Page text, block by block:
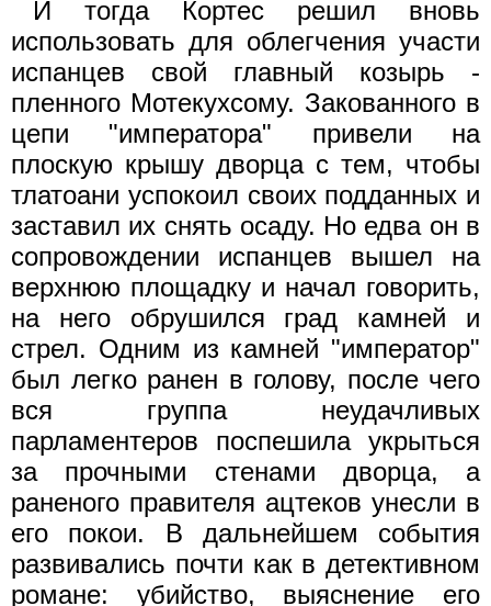
И тогда Кортес решил вновь
использовать для облегчения участи
испанцев свой главный козырь -
пленного Мотекухсому. Закованного в
цепи "императора" привели на
плоскую крышу дворца с тем, чтобы
тлатоани успокоил своих подданных и
заставил их снять осаду. Но едва он в
сопровождении испанцев вышел на
верхнюю площадку и начал говорить,
на него обрушился град камней и
стрел. Одним из камней "император"
был легко ранен в голову, после чего
вся группа неудачливых
парламентеров поспешила укрыться
за прочными стенами дворца, а
раненого правителя ацтеков унесли в
его покои. В дальнейшем события
развивались почти как в детективном
романе: убийство, выяснение его